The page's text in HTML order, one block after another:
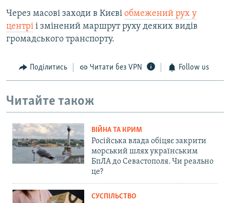
Через масові заходи в Києві обмежений рух у
центрі і змінений маршрут руху деяких видів
громадського транспорту.
Поділитись Читати без VPN Follow us
Читайте також
ВІЙНА ТА КРИМ
Російська влада обіцяє закрити
морський шлях українським
БпЛА до Севастополя. Чи реально
це?
СУСПІЛЬСТВО